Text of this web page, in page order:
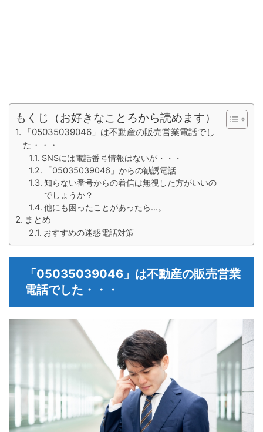
もくじ（お好きなことろから読めます）
「05035039046」は不動産の販売営業電話でし
た・・・
SNSには電話番号情報はないが・・・
「05035039046」からの勧誘電話
知らない番号からの着信は無視した方がいいの
でしょうか？
他にも困ったことがあったら...。
まとめ
おすすめの迷惑電話対策
「05035039046」は不動産の販売営業
電話でした・・・